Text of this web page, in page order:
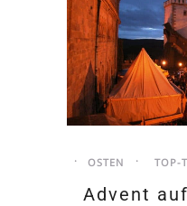
OSTEN TOP-
Advent